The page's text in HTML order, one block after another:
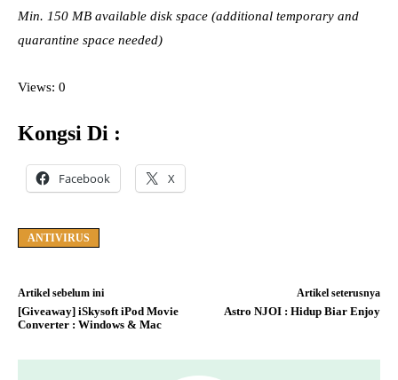
Min. 150 MB available disk space (additional temporary and
quarantine space needed)
Views: 0
Kongsi Di :
Facebook X
ANTIVIRUS
Artikel sebelum ini
[Giveaway] iSkysoft iPod Movie
Converter : Windows & Mac
Artikel seterusnya
Astro NJOI : Hidup Biar Enjoy